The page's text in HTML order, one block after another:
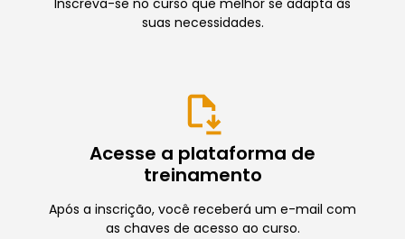
Inscreva-se no curso que melhor se adapta às
suas necessidades.
Acesse a plataforma de
treinamento
Após a inscrição, você receberá um e-mail com
as chaves de acesso ao curso.